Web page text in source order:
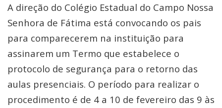
A direção do Colégio Estadual do Campo Nossa
Senhora de Fátima está convocando os pais
para comparecerem na instituição para
assinarem um Termo que estabelece o
protocolo de segurança para o retorno das
aulas presenciais. O período para realizar o
procedimento é de 4 a 10 de fevereiro das 9 às